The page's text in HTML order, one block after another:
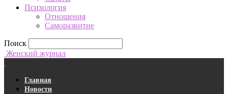
Психология
Отношения
Саморазвитие
Поиск
Женский журнал
Главная
Новости